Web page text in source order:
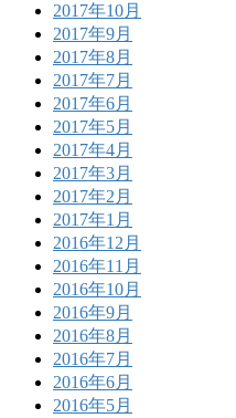
2017年10月
2017年9月
2017年8月
2017年7月
2017年6月
2017年5月
2017年4月
2017年3月
2017年2月
2017年1月
2016年12月
2016年11月
2016年10月
2016年9月
2016年8月
2016年7月
2016年6月
2016年5月